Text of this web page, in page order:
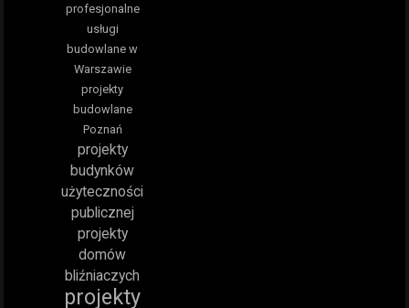
profesjonalne
usługi
budowlane w
Warszawie
projekty
budowlane
Poznań
projekty
budynków
użyteczności
publicznej
projekty
domów
bliźniaczych
projekty